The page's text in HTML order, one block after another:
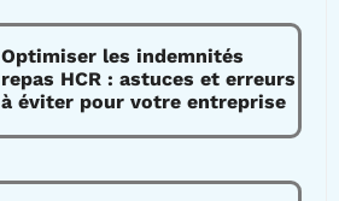
Optimiser les indemnités
repas HCR : astuces et erreurs
à éviter pour votre entreprise